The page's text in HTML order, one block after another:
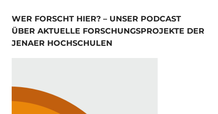
WER FORSCHT HIER? – UNSER PODCAST
ÜBER AKTUELLE FORSCHUNGSPROJEKTE DER
JENAER HOCHSCHULEN